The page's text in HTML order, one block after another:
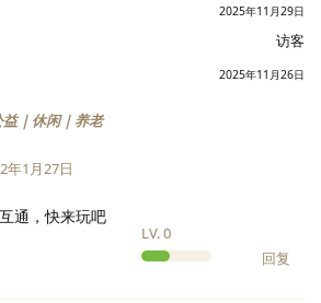
2025年11月29日
访客
2025年11月26日
｜休闲｜养老
LV.0
年1月27日
通，快来玩吧
回复